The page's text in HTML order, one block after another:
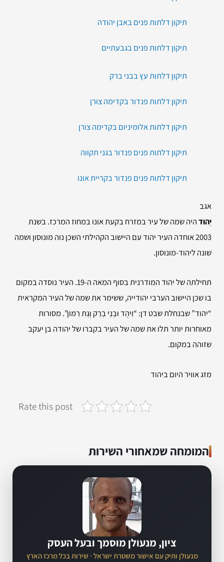
תיקון דלתות פנים באבן יהודה
תיקון דלתות פנים בגבעתיים
תיקון דלתות עץ בבני ברק
תיקון דלתות פנדור בקדימה צורן
תיקון דלתות אלומיניום בקדימה צורן
תיקון דלתות פנים פנדור בגני תקווה
תיקון דלתות פנים פנדור בקריית אונו
אגב
יְהוּדהיה שמה של עיר במזרח בקעת אונו במחוז המרכז. בשנת
2003 אוחדה העיר יהוד עם היישוב הקהילתי השכן נוה מונוסון ושמה
שונה ליהוד-מונוסון.
תחילתה של יהוד המודרנית בסוף המאה ה-19. העיר נוסדה במקום
בו שכן היישוב הערבי יהודייה, ששימר את שמה של העיר המקראית
“יהוד” שבנחלת שבט דן: “וִיהֻד וּבְנֵי בְרַק וְגַת רִמּוֹן”. מסורות
מאוחרות יותר תלו את שמה של העיר בקברו של יהודה בן יעקב
שזוהה במקום.
מזג אוויר היום ביהוד
Rate this post
המומחה שמאחורי השירות
ציון, מנעולן מוסמך ובעל העסק
מנעולן ותיק עם אישור משטרת ישראל · שירות בכל מרכז הארץ